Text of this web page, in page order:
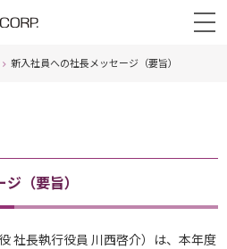
新入社員への社長メッセージ（要旨）
（要旨）
社長執行役員 川西啓介）は、本年度